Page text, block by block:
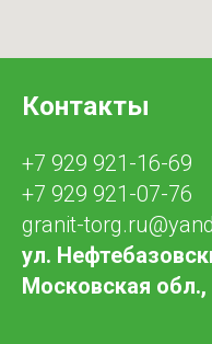
Контакты
+7 929 921-16-69
+7 929 921-07-76
granit-
ул.
Московская обл.,